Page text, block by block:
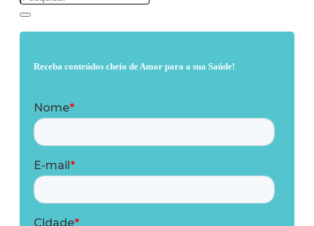
Receba conteúdos cheio de Amor para a sua Saúde!